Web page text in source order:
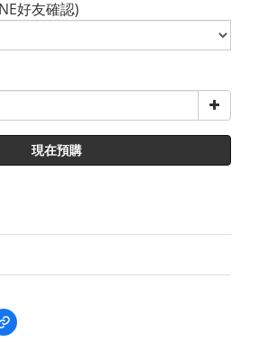
好友確認)
現在預購